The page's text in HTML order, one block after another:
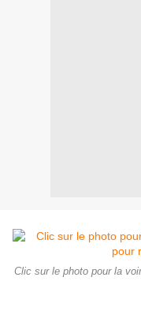
Clic sur le photo pour la